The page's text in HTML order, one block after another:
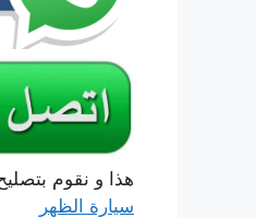
هذا و نقوم
سيارة الظهر